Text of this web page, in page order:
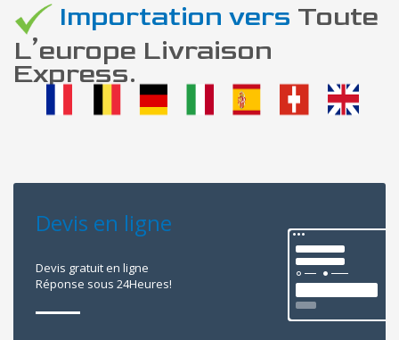
Importation vers Toute
L’europe Livraison
Express.
Devis en ligne
Devis gratuit en ligne
Réponse sous 24Heures!